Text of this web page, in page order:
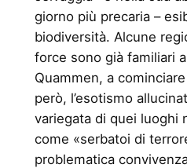
giorno più precaria –
biodiversità. Alcune
force sono già familiari
Quammen, a
però, l’esotismo
variegata di quei luoghi
come «serbatoi di
problematica